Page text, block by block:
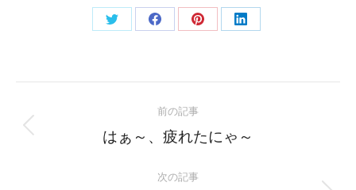
Share
Share
Share
Share
navigation
前の記事
Previous
はぁ～、疲れたにゃ～
次の記事